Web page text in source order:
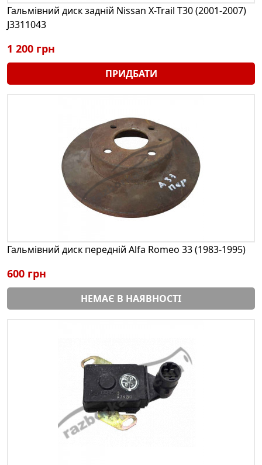
Гальмівний диск задній Nissan X-Trail T30 (2001-2007)
J3311043
1 200 грн
ПРИДБАТИ
Гальмівний диск передній Alfa Romeo 33 (1983-1995)
600 грн
НЕМАЄ В НАЯВНОСТІ